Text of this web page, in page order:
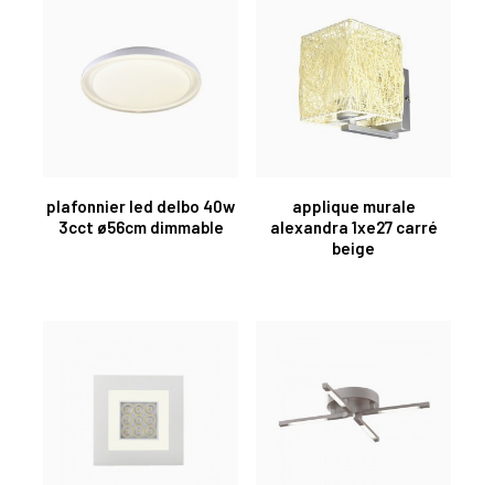
plafonnier led delbo 40w
3cct ø56cm dimmable
applique murale
alexandra 1xe27 carré
beige